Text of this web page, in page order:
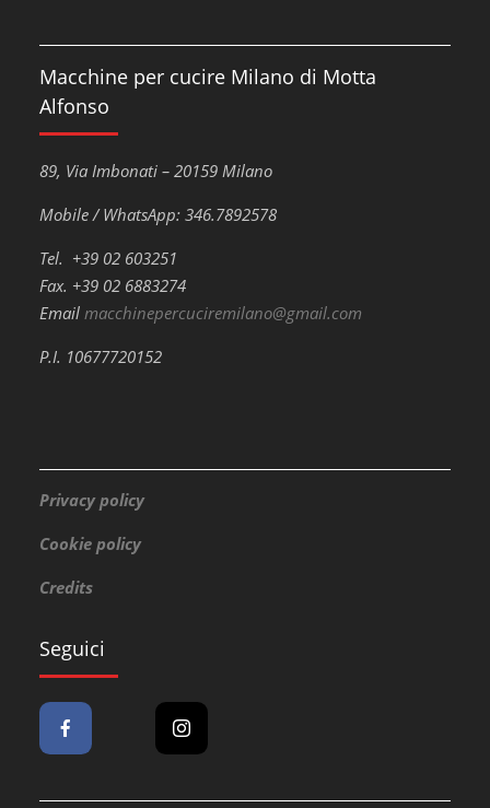
Macchine per cucire Milano di Motta
Alfonso
89, Via Imbonati – 20159 Milano
Mobile / WhatsApp: 346.7892578
Tel. +39 02 603251
Fax. +39 02 6883274
Emailmacchinepercuciremilano@gmail.com
P.I. 10677720152
Privacy policy
Cookie policy
Credits
Seguici